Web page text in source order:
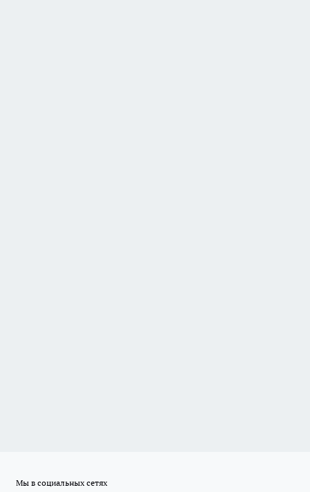
Мы в социальных сетях